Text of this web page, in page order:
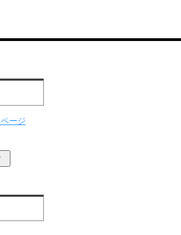
ージ